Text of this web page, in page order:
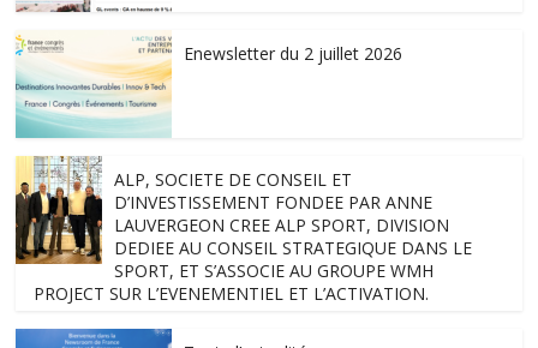
Enewsletter du 2 juillet 2026
ALP, SOCIETE DE CONSEIL ET
D’INVESTISSEMENT FONDEE PAR ANNE
LAUVERGEON CREE ALP SPORT, DIVISION
DEDIEE AU CONSEIL STRATEGIQUE DANS LE
SPORT, ET S’ASSOCIE AU GROUPE WMH
PROJECT SUR L’EVENEMENTIEL ET L’ACTIVATION.